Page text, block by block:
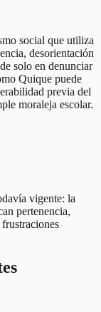
social que utiliza
desorientación
solo en denunciar
Quique puede
previa del
moraleja escolar.
vigente: la
pertenencia,